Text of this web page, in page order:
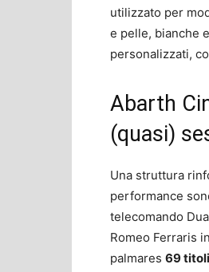
utilizzato per
e pelle, bianche
personalizzati,
Abarth
(quasi)
Una struttura
performance
telecomando
Romeo Ferraris
palmares 69 titoli